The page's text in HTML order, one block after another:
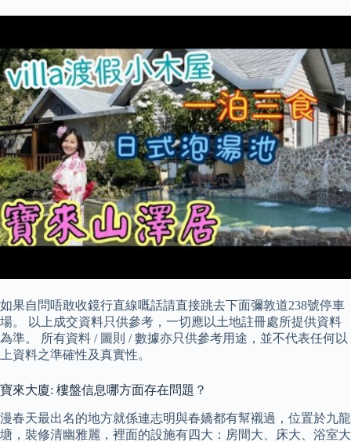
如果自問唔敢收鏡行直線嘅話請直接跳去下面彌敦道238號停車
場。 以上成交資料只供參考，一切應以土地註冊處所提供資料
為準。 所有資料 / 圖則 / 數據亦只供參考用途，並不代表任何以
上資料之準確性及真實性。
寶來大廈: 樓盤信息哪方面存在問題？
漫春天最出名的地方就係連志明與春嬌都有幫襯過，位置於九龍
塘，裝修清幽雅麗，裡面的設施有四大：房間大、床大、浴室大